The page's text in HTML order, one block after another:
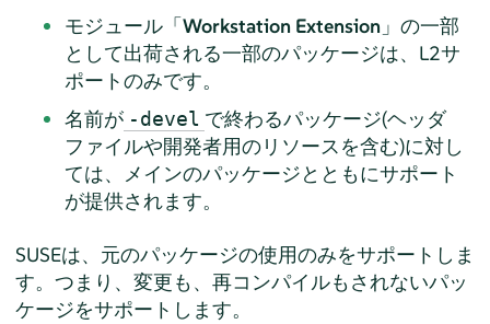
モジュール「Workstation Extension」の一部
として出荷される一部のパッケージは、L2サ
ポートのみです。
名前が -devel で終わるパッケージ(ヘッダ
ファイルや開発者用のリソースを含む)に対し
ては、メインのパッケージとともにサポート
が提供されます。
SUSEは、元のパッケージの使用のみをサポートしま
す。つまり、変更も、再コンパイルもされないパッ
ケージをサポートします。